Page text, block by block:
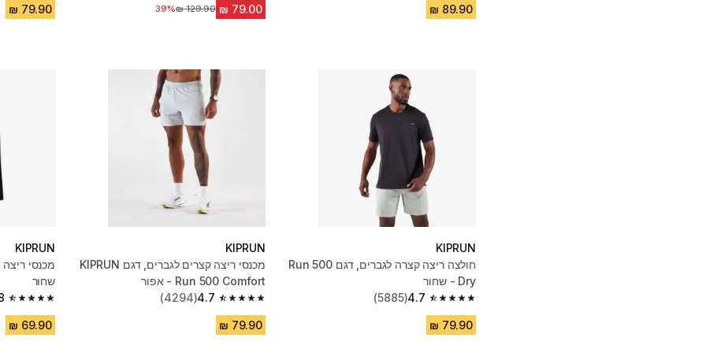
מחיר לפני הנחה‏129.90 ₪
39%
KIPRUN
חולצה ריצה קצרה לגברים, דגם Run 500
Dry - שחור
4.7
4.7 out of 5 stars from 5885 reviews
(5885)
KIPRUN
מכנסי ריצה קצרים לגברים, דגם KIPRUN
Run 500 Comfort - אפור
4.7
4.7 out of 5 stars from 4294 reviews
(4294)
KIPRUN
שחור
4.8 out of 5 stars from 616 reviews